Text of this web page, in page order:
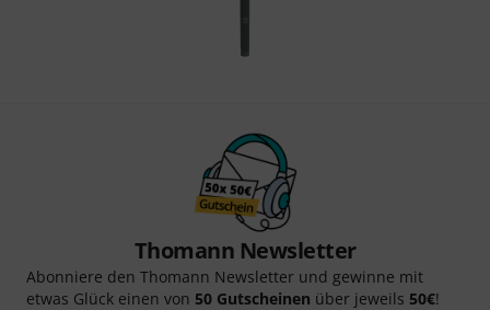
Thomann Newsletter
Abonniere den Thomann Newsletter und gewinne mit
etwas Glück einen von 50 Gutscheinen über jeweils 50€!